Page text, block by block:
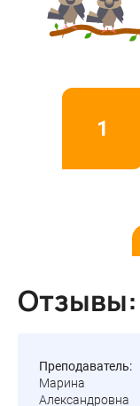
1
Отзывы:
Преподаватель:
Марина
Александровна